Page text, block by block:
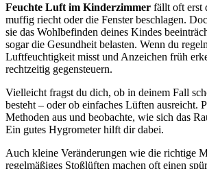
Feuchte Luft im Kinderzimmer fällt oft erst
muffig riecht oder die Fenster beschlagen.
sie das Wohlbefinden deines Kindes
sogar die Gesundheit belasten. Wenn du
Luftfeuchtigkeit misst und Anzeichen früh
rechtzeitig gegensteuern.
Vielleicht fragst du dich, ob in deinem Fall
besteht – oder ob einfaches Lüften ausreicht.
Methoden aus und beobachte, wie sich das
Ein gutes Hygrometer hilft dir dabei.
Auch kleine Veränderungen wie die richtige
regelmäßiges Stoßlüften machen oft einen